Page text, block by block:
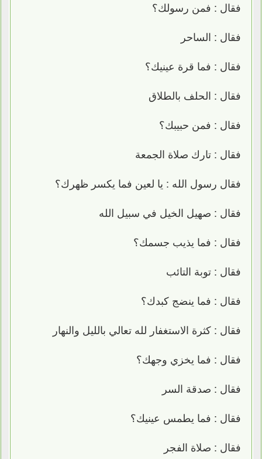
فقال : فمن رسولك؟
فقال : الساحر
فقال : فما قرة عينيك؟
فقال : الحلف بالطلاق
فقال : فمن حبيبك؟
فقال : تارك صلاة الجمعة
فقال رسول الله : يا لعين فما يكسر ظهرك؟
فقال : صهيل الخيل في سبيل الله
فقال : فما يذيب جسمك؟
فقال : توبة التائب
فقال : فما ينضج كبدك؟
فقال : كثرة الاستغفار لله تعالي بالليل والنهار
فقال : فما يخزي وجهك؟
فقال : صدقة السر
فقال : فما يطمس عينيك؟
فقال : صلاة الفجر